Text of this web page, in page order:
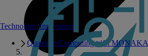
Technology Innovation
Quantum Computing trifft MONAKA